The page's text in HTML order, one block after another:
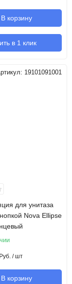
В корзину
в 1 клик
19101091001
для унитаза
Nova Ellipse
Руб. / шт
В корзину